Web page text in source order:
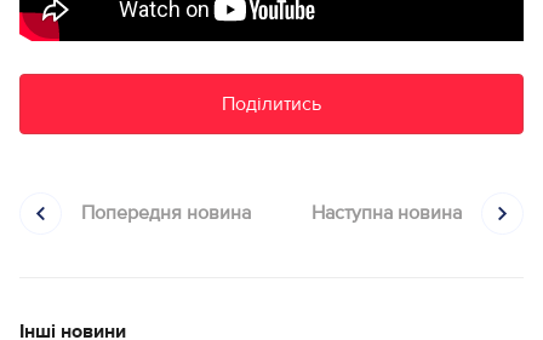
Поділитись
Попередня новина Наступна новина
Інші новини